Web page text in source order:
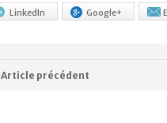
LinkedIn
Google+
Article précédent